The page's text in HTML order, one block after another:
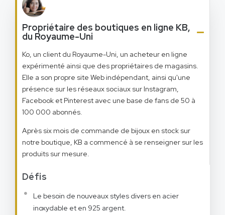
Propriétaire des boutiques en ligne KB,
du Royaume-Uni
Ko, un client du Royaume-Uni, un acheteur en ligne
expérimenté ainsi que des propriétaires de magasins.
Elle a son propre site Web indépendant, ainsi qu'une
présence sur les réseaux sociaux sur Instagram,
Facebook et Pinterest avec une base de fans de 50 à
100 000 abonnés.
Après six mois de commande de bijoux en stock sur
notre boutique, KB a commencé à se renseigner sur les
produits sur mesure.
Défis
Le besoin de nouveaux styles divers en acier
inoxydable et en 925 argent.